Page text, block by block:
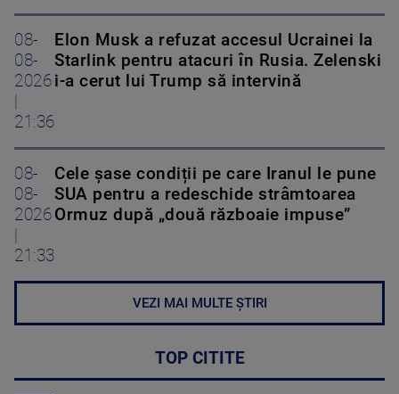
08-
08-
2026
21:36
Elon Musk a refuzat accesul Ucrainei la
Starlink pentru atacuri în Rusia. Zelenski
i-a cerut lui Trump să intervină
08-
08-
2026
21:33
Cele șase condiții pe care Iranul le pune
SUA pentru a redeschide strâmtoarea
Ormuz după „două războaie impuse”
VEZI MAI MULTE ȘTIRI
TOP CITITE